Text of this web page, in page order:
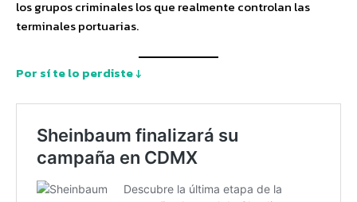
los grupos criminales los que realmente controlan las
terminales portuarias.
Por sí te lo perdiste ↓